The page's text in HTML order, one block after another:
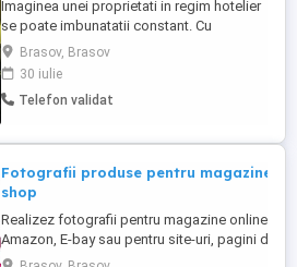
Imaginea unei proprietati in regim hotelier
se poate imbunatatii constant. Cu
siguranta stiti ca fotografiile sunt foarte
importante. Sunt peste 2000 de proprietati
in regim hotelier listate in Brasov prin
AirBnb, Booking. Dumneavoastra cum va
din anul 2008 ...
Brasov, Brasov
30 iulie
Telefon validat
Fotografii produse pentru magazine
shop
Realizez fotografii pentru magazine online, e-
Amazon, E-bay sau pentru site-uri, pagini de
din Romania. Rezolutie pana la 45Mp (pentru